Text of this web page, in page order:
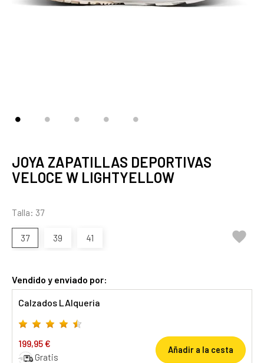
JOYA ZAPATILLAS DEPORTIVAS
VELOCE W LIGHTYELLOW
Talla: 37
37 39 41 
Vendido y enviado por:
Calzados LAlqueria
199,95 €
Gratis
Añadir a la cesta